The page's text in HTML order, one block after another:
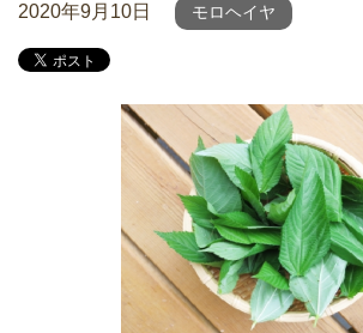
2020年9月10日 モロヘイヤ